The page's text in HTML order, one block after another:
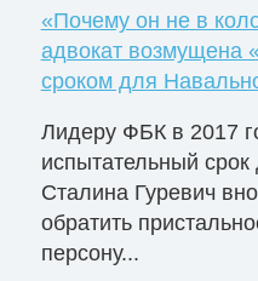
«Почему он не в
адвокат
сроком для
Лидеру ФБК в 2017
испытательный
Сталина Гуревич
обратить
персону...